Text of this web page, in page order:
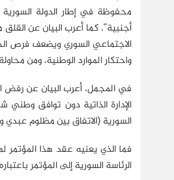
محفوظة في إطار الدولة السورية
أجنبية". كما أعرب البيان عن
الاجتماعي السوري ويضعف فرص
واحتكار الموارد الوطنية، ومن
في المجمل، أعرب البيان عن رفض
الإدارة الذاتية دون توافق
السورية (الاتفاق بين مظلوم عبدي والرئيس الشرع)، في 10 مارس/آذار
فما الذي يعنيه عقد هذا المؤتمر
الرئاسة السورية إلى المؤتمر